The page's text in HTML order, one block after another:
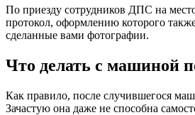
По приезду сотрудников ДПС на
протокол, оформлению которого
сделанные вами фотографии.
Что делать с машиной
Как правило, после случившегося
Зачастую она даже не способна